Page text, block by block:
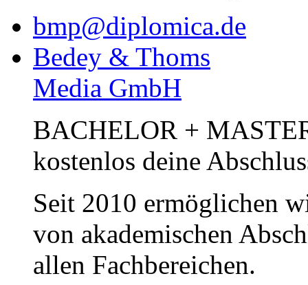
bmp@diplomica.de
Bedey & Thoms
Media GmbH
BACHELOR +
kostenlos deine
Seit 2010 ermöglichen
von akademischen
allen Fachbereichen.